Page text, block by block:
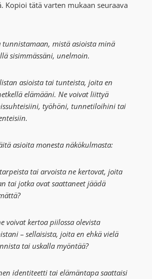
Kopioi tätä varten mukaan seuraava
tunnistamaan, mistä asioista minä
sisimmässäni, unelmoin.
asioista tai tunteista, joita en
elämääni. Ne voivat liittyä
työhöni, tunnetiloihini tai
asioita monesta näkökulmasta:
tai arvoista ne kertovat, joita
tai jotka ovat saattaneet jäädä
voivat kertoa piilossa olevista
– sellaisista, joita en ehkä vielä
tai uskalla myöntää?
identiteetti tai elämäntapa saattaisi